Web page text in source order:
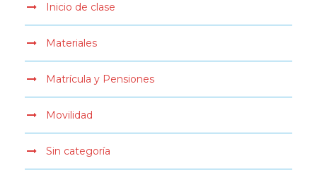
Inicio de clase
Materiales
Matrícula y Pensiones
Movilidad
Sin categoría